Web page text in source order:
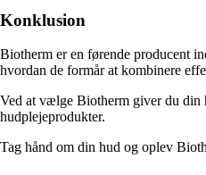
Konklusion
Biotherm er en førende producent
hvordan de formår at kombinere
Ved at vælge Biotherm giver du din
hudplejeprodukter.
Tag hånd om din hud og oplev